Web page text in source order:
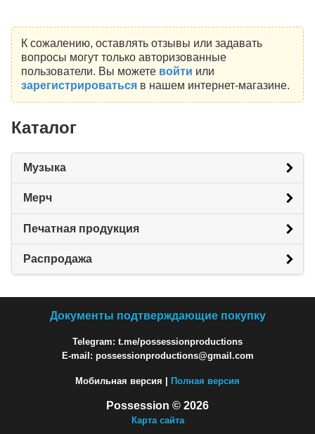
К сожалению, оставлять отзывы или задавать
вопросы могут только авторизованные
пользователи. Вы можете войти или
зарегистрироватьсяв нашем интернет-магазине.
Каталог
Музыка
Мерч
Печатная продукция
Распродажа
Документы подтверждающие покупку
Telegram: t.me/possessionproductions
E-mail: possessionproductions@gmail.com
Мобильная версия | Полная версия
Possession © 2026
Карта сайта